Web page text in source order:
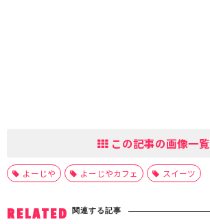
この記事の画像一覧
よーじや よーじやカフェ スイーツ
RELATED 関連する記事